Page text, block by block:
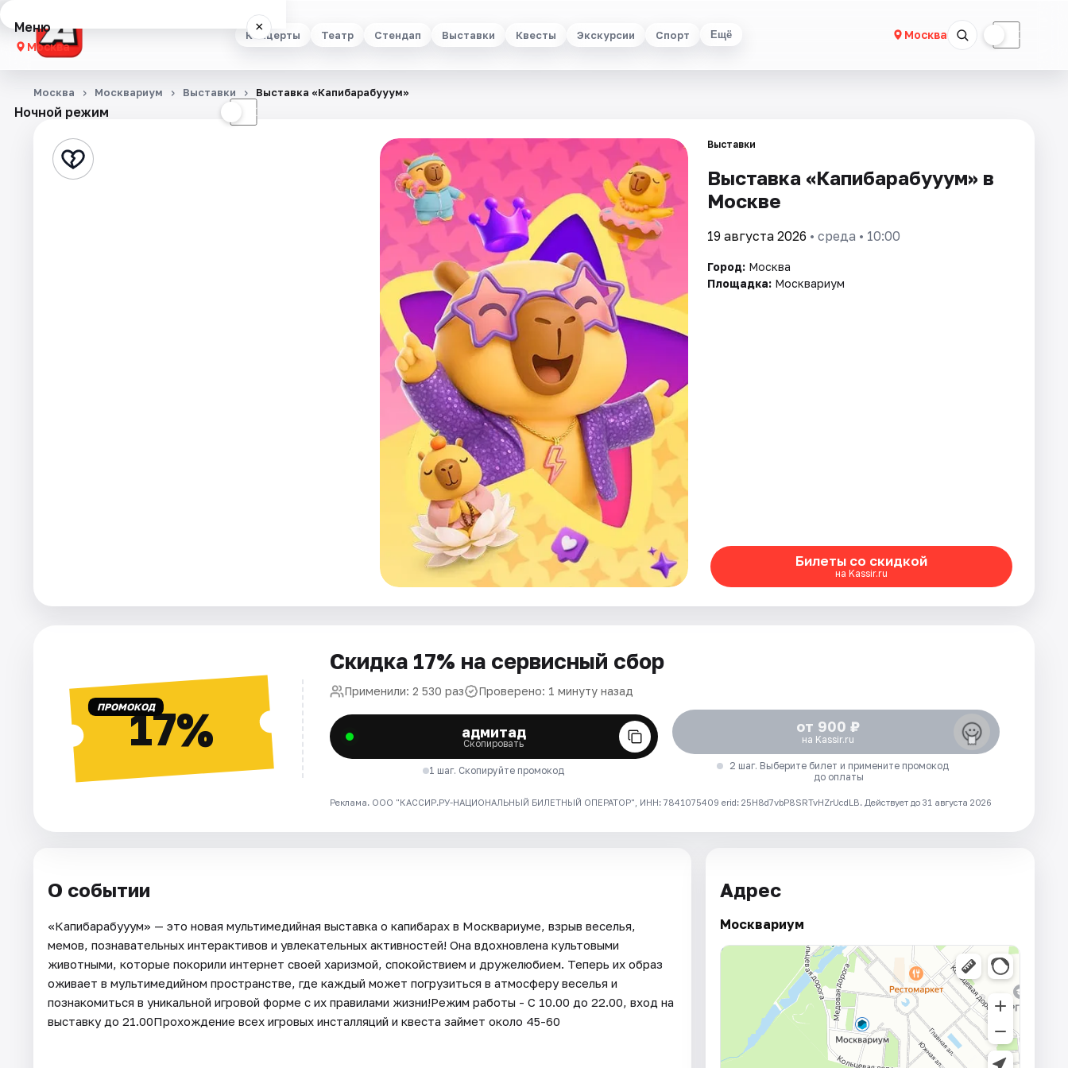
Концерты Театр Стендап Выставки Квесты Экскурсии Спорт Ещё Москва ☾
Меню ×
Москва
Концерты
Стендап
Ночной режим ☾
Москва Москвариум Выставки Выставка «Капибарабууум»
Выставки
Выставка «Капибарабууум» в
Москве
19 августа 2026 • среда • 10:00
Город: Москва
Площадка: Москвариум
Билеты со скидкой
на Kassir.ru
ПРОМОКОД17%
Скидка 17% на сервисный сбор
Применили: 2 530 раз Проверено: 1 минуту назад
адмитад
Скопировать
1 шаг. Скопируйте промокод
от 900 ₽
на Kassir.ru
2 шаг. Выберите билет и примените промокод
до оплаты
Реклама. ООО "КАССИР.РУ-НАЦИОНАЛЬНЫЙ БИЛЕТНЫЙ ОПЕРАТОР", ИНН: 7841075409 erid: 25H8d7vbP8SRTvHZrUcdLB. Действует до 31 августа 2026
О событии
«Капибарабууум» — это новая мультимедийная выставка о капибарах в Москвариуме, взрыв веселья,
мемов, познавательных интерактивов и увлекательных активностей! Она вдохновлена культовыми
животными, которые покорили интернет своей харизмой, спокойствием и дружелюбием. Теперь их образ
оживает в мультимедийном пространстве, где каждый может погрузиться в атмосферу веселья и
познакомиться в уникальной игровой форме с их правилами жизни!Режим работы - С 10.00 до 22.00, вход на
выставку до 21.00Прохождение всех игровых инсталляций и квеста займет около 45-60
Адрес
Москвариум